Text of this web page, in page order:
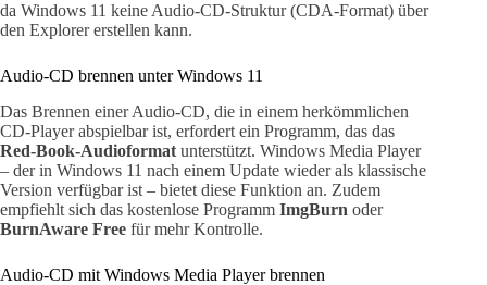
da Windows 11 keine Audio-CD-Struktur (CDA-Format) über
den Explorer erstellen kann.
Audio-CD brennen unter Windows 11
Das Brennen einer Audio-CD, die in einem herkömmlichen
CD-Player abspielbar ist, erfordert ein Programm, das das
Red-Book-Audioformat unterstützt. Windows Media Player
– der in Windows 11 nach einem Update wieder als klassische
Version verfügbar ist – bietet diese Funktion an. Zudem
empfiehlt sich das kostenlose Programm ImgBurn oder
BurnAware Free für mehr Kontrolle.
Audio-CD mit Windows Media Player brennen